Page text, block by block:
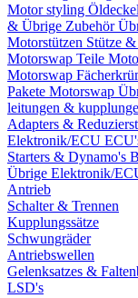
Motor styling
& Übrige Zubehör
Motorstützen Stütze
Motorswap Teile
Motorswap
Pakete Motorswap
leitungen &
Adapters &
Elektronik/ECU
Starters & Dynamo's
Übrige Elektronik/
Antrieb
Schalter & Trennen
Kupplungssätze
Schwungräder
Antriebswellen
Gelenksatzes &
LSD's